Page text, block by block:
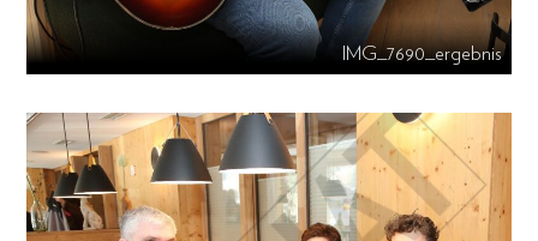
IMG_7690_ergebnis